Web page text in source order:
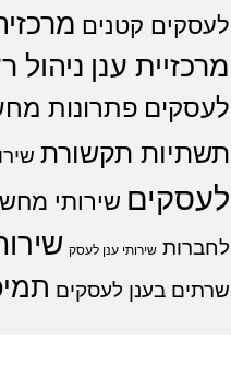
לעסקים קטנים
מרכזיית ענן
לעסקים פתרונות
תשתיות תקשורת
לעסקים שירותי
לחברות שירותי ענן לעסק
שרתים בענן לעסקים